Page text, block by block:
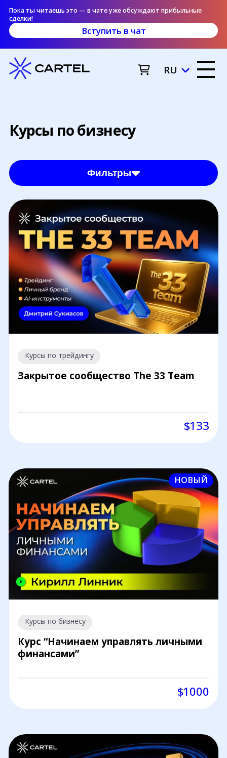
Пока ты читаешь это — в чате уже обсуждают прибыльные
сделки!
Вступить в чат
RU
Курсы по бизнесу
Курсы по трейдингу
Закрытое сообщество The 33 Team
$133
НОВЫЙ
Курсы по бизнесу
Курс “Начинаем управлять личными
финансами”
$1000
Фильтры